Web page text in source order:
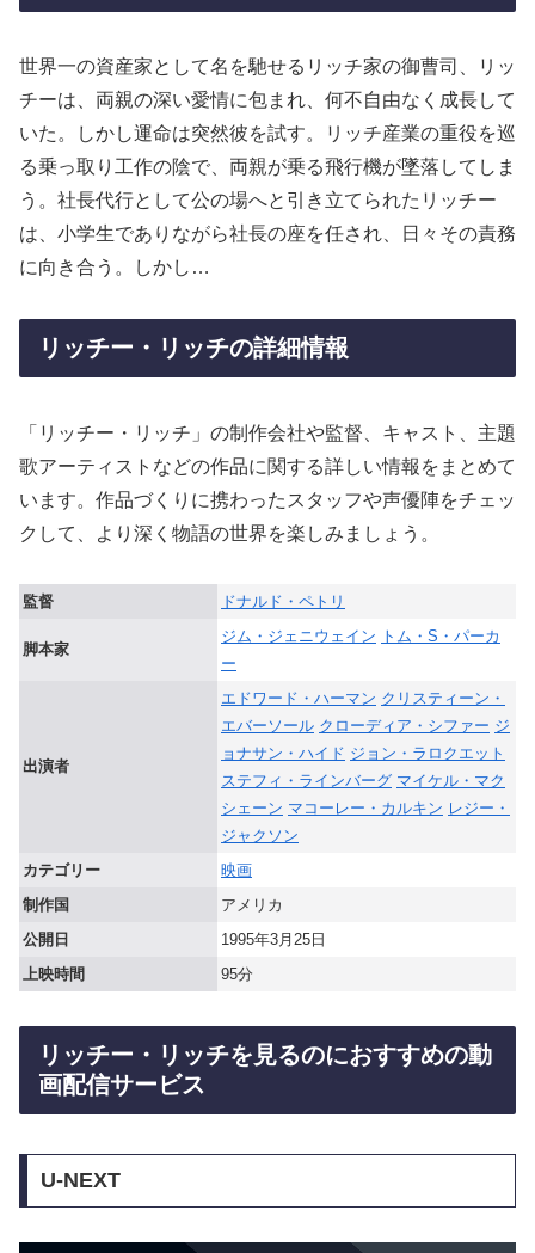
世界一の資産家として名を馳せるリッチ家の御曹司、リッ
チーは、両親の深い愛情に包まれ、何不自由なく成長して
いた。しかし運命は突然彼を試す。リッチ産業の重役を巡
る乗っ取り工作の陰で、両親が乗る飛行機が墜落してしま
う。社長代行として公の場へと引き立てられたリッチー
は、小学生でありながら社長の座を任され、日々その責務
に向き合う。しかし…
リッチー・リッチの詳細情報
「リッチー・リッチ」の制作会社や監督、キャスト、主題
歌アーティストなどの作品に関する詳しい情報をまとめて
います。作品づくりに携わったスタッフや声優陣をチェッ
クして、より深く物語の世界を楽しみましょう。
監督 ドナルド・ペトリ
脚本家
ジム・ジェニウェイン トム・S・パーカ
ー
出演者
エドワード・ハーマン クリスティーン・
エバーソール クローディア・シファー ジ
ョナサン・ハイド ジョン・ラロクエット
ステフィ・ラインバーグ マイケル・マク
シェーン マコーレー・カルキン レジー・
ジャクソン
カテゴリー
映画
制作国
アメリカ
公開日
1995年3月25日
上映時間
95分
リッチー・リッチを見るのにおすすめの動
画配信サービス
U-NEXT